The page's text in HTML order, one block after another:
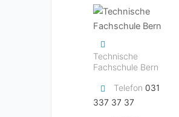
Technische
Fachschule Bern
Telefon 031
337 37 37